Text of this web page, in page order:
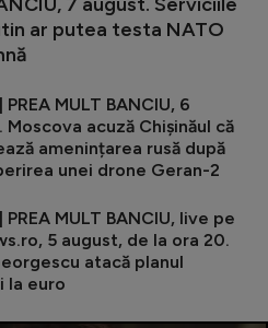
ar putea testa NATO
PREA MULT BANCIU, 6
Moscova acuză Chișinăul că
amenințarea rusă după
unei drone Geran-2
PREA MULT BANCIU, live pe
5 august, de la ora 20.
atacă planul
la euro